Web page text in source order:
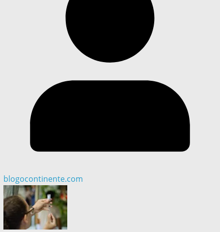
blogocontinente.com